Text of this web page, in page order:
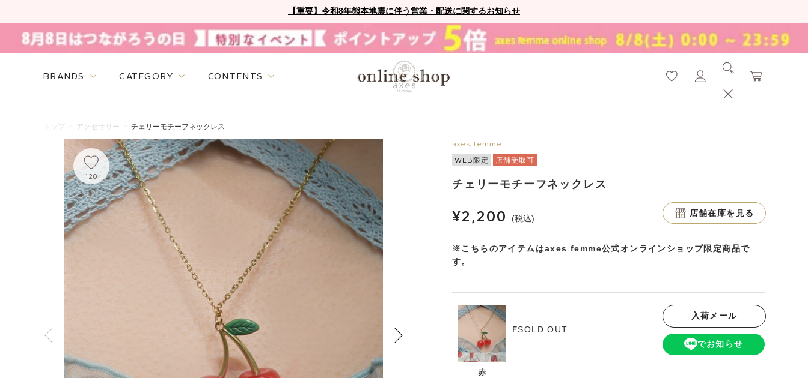
【重要】令和8年熊本地震に伴う営業・配送に関するお知らせ
BRANDS CATEGORY CONTENTS
トップ > アクセサリー > チェリーモチーフネックレス
120
axes femme
WEB限定 店舗受取可
チェリーモチーフネックレス
¥2,200 (税込)
店舗在庫を見る
※こちらのアイテムはaxes femme公式オンラインショップ限定商品で
す。
赤
FSOLD OUT
入荷メール
でお知らせ